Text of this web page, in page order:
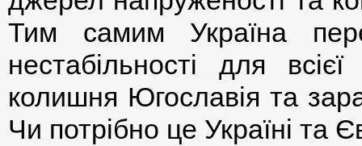
Тим самим Україна
нестабільності для
колишня Югославія та
Чи потрібно це Україні та